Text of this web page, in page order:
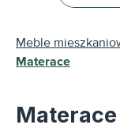
Meble
Materace
Materace